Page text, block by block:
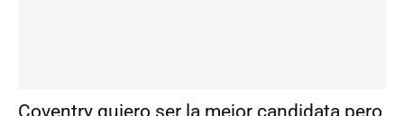
Coventry quiero ser la mejor candidata pero